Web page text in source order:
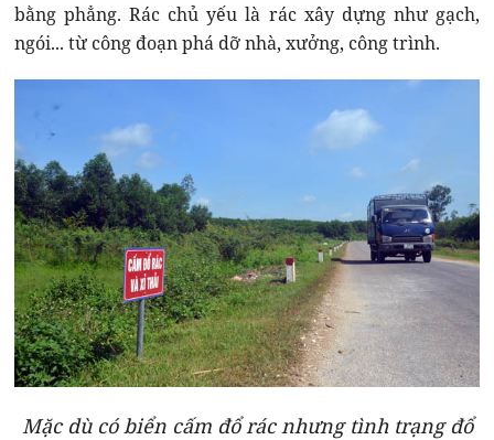
bằng phẳng. Rác chủ yếu là rác xây dựng như gạch,
ngói... từ công đoạn phá dỡ nhà, xưởng, công trình.
Mặc dù có biển cấm đổ rác nhưng tình trạng đổ